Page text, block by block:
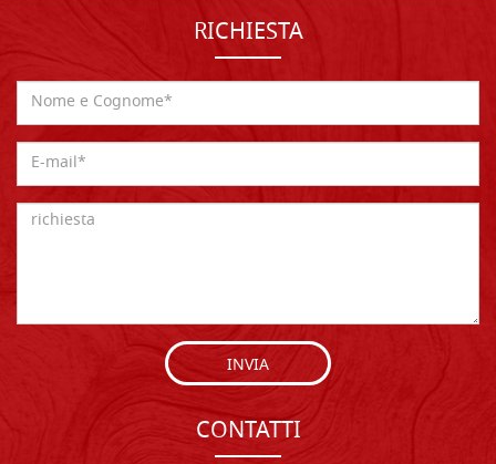
RICHIESTA
INVIA
CONTATTI